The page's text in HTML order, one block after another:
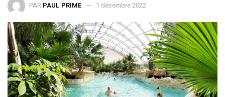
PAR PAUL PRIME 1 décembre 2022